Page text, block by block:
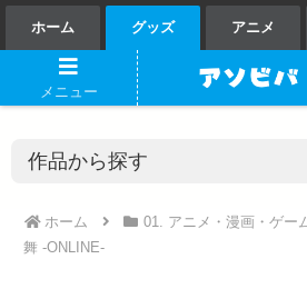
ホーム グッズ アニメ
ホーム 01. アニメ・漫画・ゲー
舞 -ONLINE-
メニュー